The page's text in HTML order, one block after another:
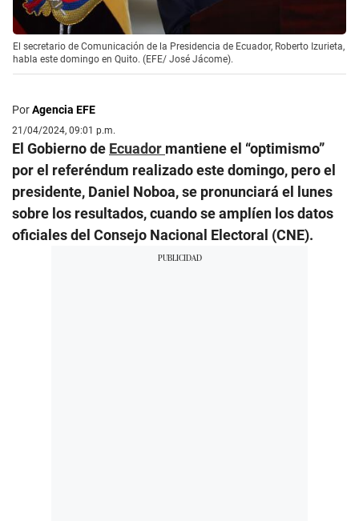
El secretario de Comunicación de la Presidencia de Ecuador, Roberto Izurieta,
habla este domingo en Quito. (EFE/ José Jácome).
PorAgencia EFE
21/04/2024, 09:01 p.m.
El Gobierno de Ecuador mantiene el “optimismo”
por el referéndum realizado este domingo, pero el
presidente, Daniel Noboa, se pronunciará el lunes
sobre los resultados, cuando se amplíen los datos
oficiales del Consejo Nacional Electoral (CNE).